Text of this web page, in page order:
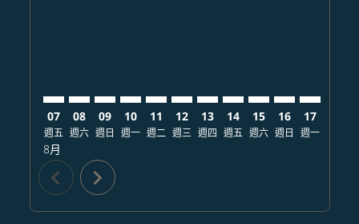
07
週五
8月
08
週六
09
週日
10
週一
11
週二
12
週三
13
週四
14
週五
15
週六
16
週日
17
週一
chevron_left chevron_right